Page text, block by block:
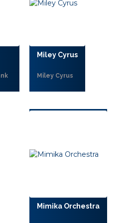
Miley Cyrus
Miley Cyrus
Mimika Orchestra